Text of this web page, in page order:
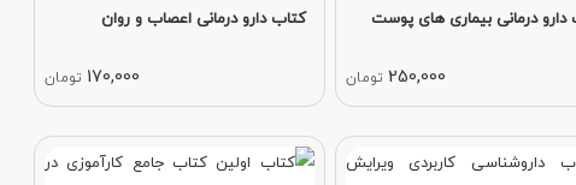
دارو درمانی بیماری های پوست
250,000 تومان
کتاب دارو درمانی اعصاب و روان
170,000 تومان